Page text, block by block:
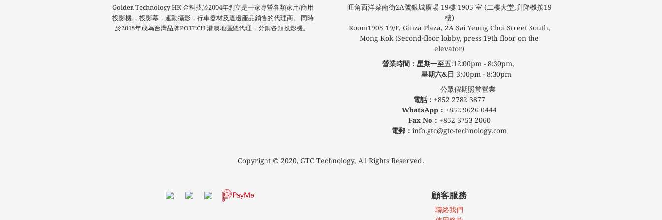
Golden Technology HK 金科技於2004年創立是一家專營各類家用/商用
投影機,，投影幕，運動攝影，行車器材及週邊產品銷售的代理商。 同時
於2018年成為台灣品牌POTECH 港澳地區總代理，分銷各類投影機。
旺角西洋菜南街2A號銀城廣場​ 19樓 1905 室 (二樓大堂,升降機按19
樓)
Room1905 19/F, Ginza Plaza, 2A Sai Yeung Choi Street South,
Mong Kok (Second-floor lobby, press 19th floor on the
elevator)
營業時間：星期一至五:12:00pm - 8:30pm,
星期六&日 3:00pm - 8:30pm
公眾假期照常營業
電話： +852 2782 3877
WhatsApp： +852 9626 0444
Fax No： +852 3753 2060
電郵： info.gtc@gtc-technology.com
Copyright © 2020, GTC Technology, All Rights Reserved.
顧客服務
聯絡我們